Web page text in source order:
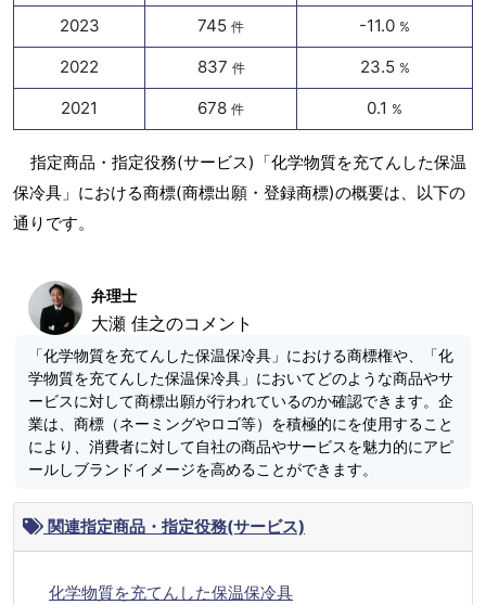
2023 745 件 -11.0 %
2022 837 件 23.5 %
2021 678 件 0.1 %
指定商品・指定役務(サービス)「化学物質を充てんした保温
保冷具」における商標(商標出願・登録商標)の概要は、以下の
通りです。
弁理士
大瀬 佳之のコメント
「化学物質を充てんした保温保冷具」における商標権や、「化
学物質を充てんした保温保冷具」においてどのような商品やサ
ービスに対して商標出願が行われているのか確認できます。企
業は、商標（ネーミングやロゴ等）を積極的にを使用すること
により、消費者に対して自社の商品やサービスを魅力的にアピ
ールしブランドイメージを高めることができます。
関連指定商品・指定役務(サービス)
化学物質を充てんした保温保冷具